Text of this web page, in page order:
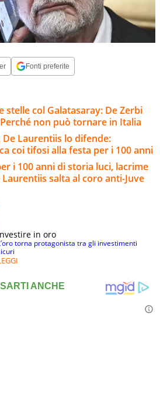
Fonti preferite
stelle col Galatasaray: De Zerbi
non può tornare in Italia
Laurentiis lo difende:
coi tifosi alla festa per i 100 anni
i 100 anni di storia luci, lacrime
salta al coro anti-Juve
in oro
torna protagonista tra gli investimenti